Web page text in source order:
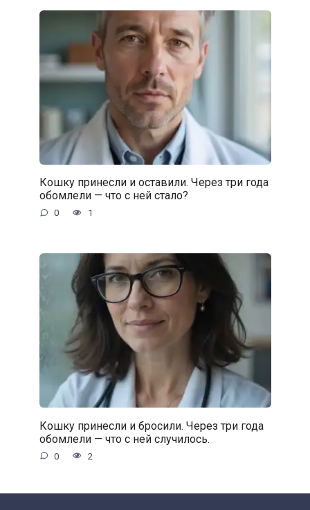
Кошку принесли и оставили. Через три года
обомлели — что с ней стало?
0 1
Кошку принесли и бросили. Через три года
обомлели — что с ней случилось.
0 2